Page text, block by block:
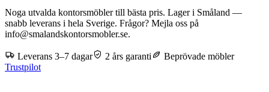
Noga utvalda kontorsmöbler till bästa pris. Lager i Småland —
snabb leverans i hela Sverige. Frågor? Mejla oss på
info@smalandskontorsmobler.se.
Leverans 3–7 dagar 2 års garanti
Beprövade möbler
Trustpilot